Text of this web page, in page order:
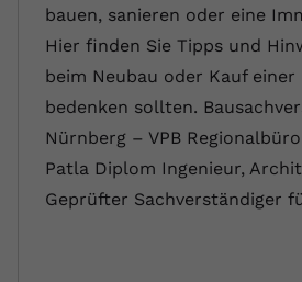
bauen, sanieren oder eine
Hier finden Sie Tipps und
beim Neubau oder Kauf
bedenken sollten.
Nürnberg – VPB
Patla Diplom Ingenieur,
Geprüfter Sachverständiger